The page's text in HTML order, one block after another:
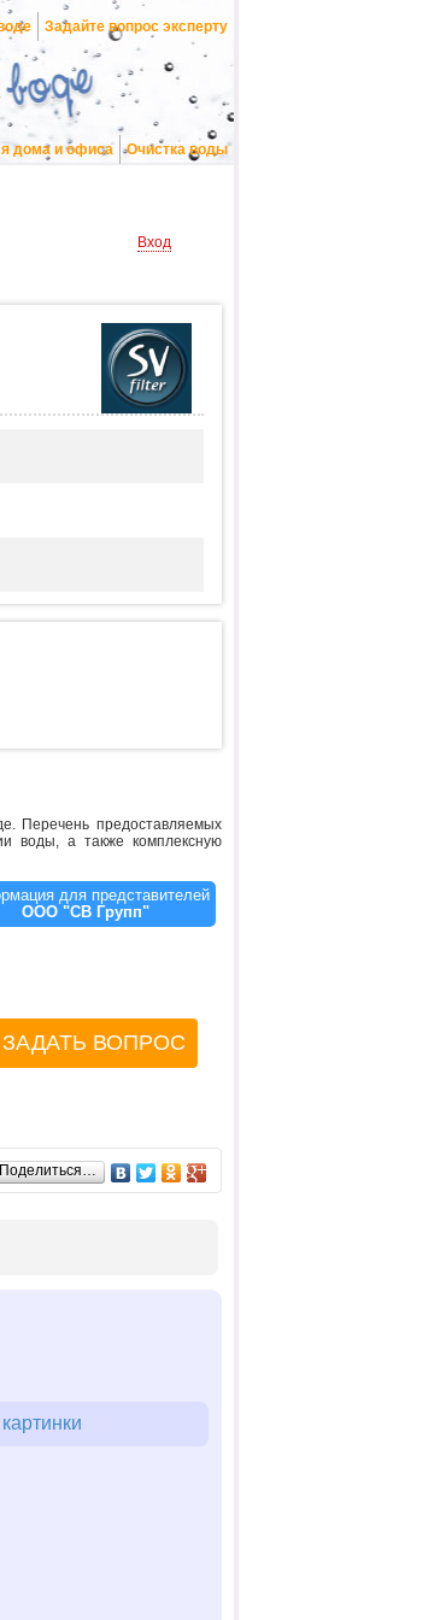
Задайте вопрос эксперту
дома и офиса Очистка воды
Вход
Перечень предоставляемых
воды, а также комплексную
для представителей
ООО "СВ Групп"
ЗАДАТЬ ВОПРОС
Поделиться…